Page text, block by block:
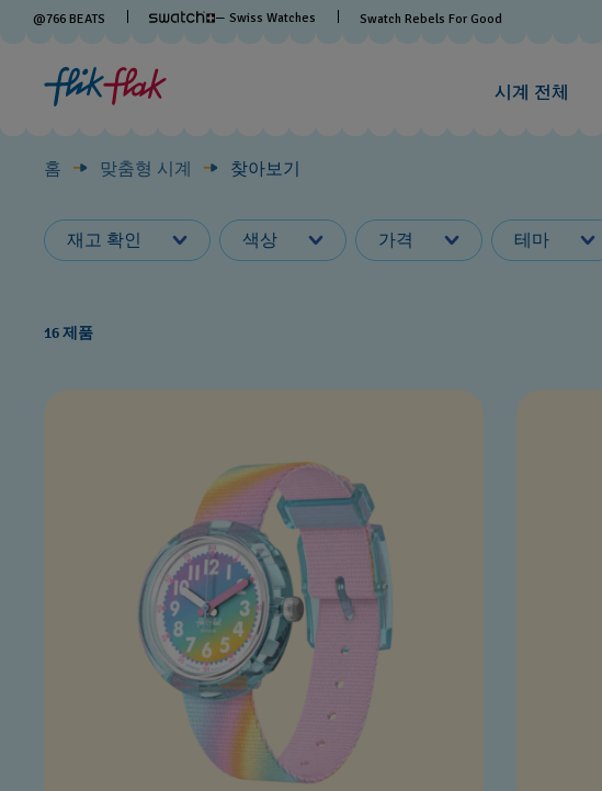
@766 BEATS — Swiss Watches Swatch Rebels For Good
시계 전체
찾
아
보
기
홈 맞춤형 시계 찾아보기
재고 확인 색상 가격 테마
16 제품